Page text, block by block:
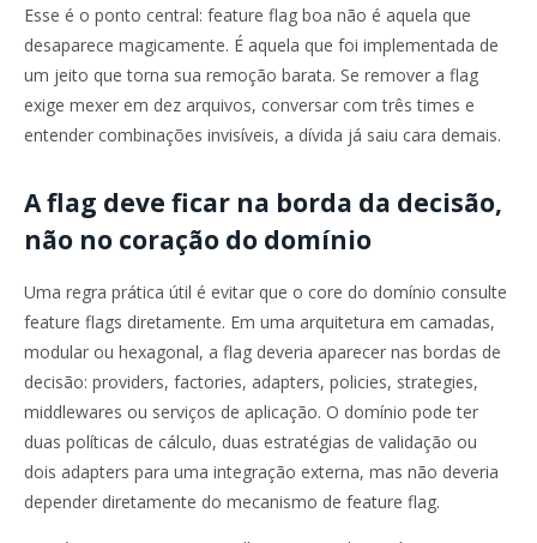
Esse é o ponto central: feature flag boa não é aquela que
desaparece magicamente. É aquela que foi implementada de
um jeito que torna sua remoção barata. Se remover a flag
exige mexer em dez arquivos, conversar com três times e
entender combinações invisíveis, a dívida já saiu cara demais.
A flag deve ficar na borda da decisão,
não no coração do domínio
Uma regra prática útil é evitar que o core do domínio consulte
feature flags diretamente. Em uma arquitetura em camadas,
modular ou hexagonal, a flag deveria aparecer nas bordas de
decisão: providers, factories, adapters, policies, strategies,
middlewares ou serviços de aplicação. O domínio pode ter
duas políticas de cálculo, duas estratégias de validação ou
dois adapters para uma integração externa, mas não deveria
depender diretamente do mecanismo de feature flag.